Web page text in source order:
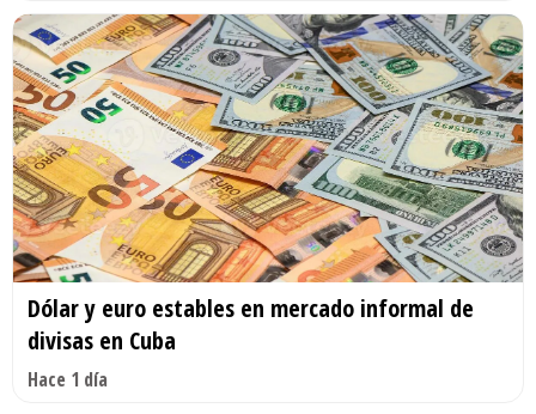
Dólar y euro estables en mercado informal de
divisas en Cuba
Hace 1 día